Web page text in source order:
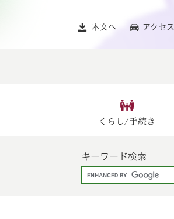
本文へ アクセス
くらし/手続き
キーワード検索
G
o